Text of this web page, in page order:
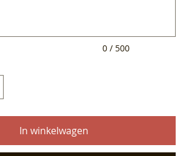
0 / 500
In winkelwagen